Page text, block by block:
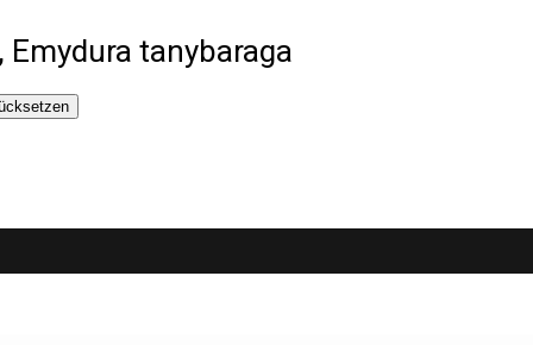
tanybaraga